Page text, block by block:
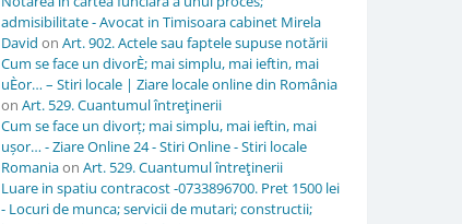
admisibilitate - Avocat in Timisoara cabinet Mirela
David on Art. 902. Actele sau faptele supuse notării
Cum se face un divorÈ; mai simplu, mai ieftin, mai
uÈor… – Stiri locale | Ziare locale online din România
on Art. 529. Cuantumul întreţinerii
Cum se face un divorț; mai simplu, mai ieftin, mai
ușor… - Ziare Online 24 - Stiri Online - Stiri locale
Romaniaon Art. 529. Cuantumul întreţinerii
Luare in spatiu contracost -0733896700. Pret 1500 lei
- Locuri de munca; servicii de mutari; constructii;